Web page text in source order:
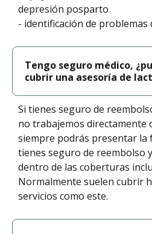
depresión posparto
- identificación de problemas
Tengo seguro médico,
cubrir una asesoría de
Si tienes seguro de
no trabajemos directamente
siempre podrás presentar la
tienes seguro de reembolso
dentro de las coberturas
Normalmente suelen cubrir
servicios como este.